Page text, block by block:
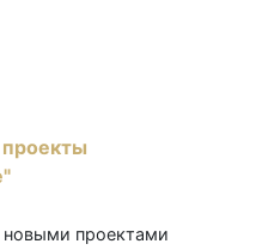
проектами